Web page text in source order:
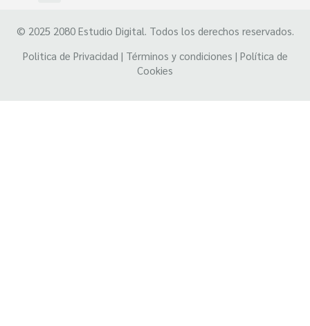
© 2025 2080 Estudio Digital. Todos los derechos reservados.
Politica de Privacidad | Términos y condiciones | Política de
Cookies